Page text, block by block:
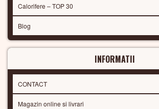
Calorifere – TOP 30
Blog
INFORMATII
CONTACT
Magazin online si livrari